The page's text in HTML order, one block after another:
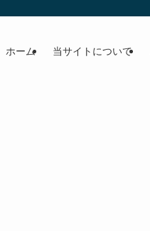
ホーム 当サイトについて